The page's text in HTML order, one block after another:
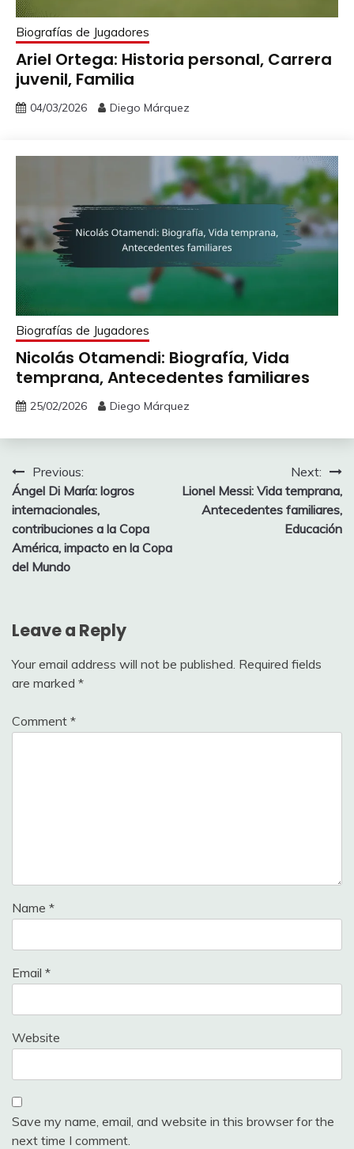
Biografías de Jugadores
Ariel Ortega: Historia personal, Carrera
juvenil, Familia
04/03/2026 Diego Márquez
Biografías de Jugadores
Nicolás Otamendi: Biografía, Vida
temprana, Antecedentes familiares
25/02/2026 Diego Márquez
Post
navigation
Previous:
Ángel Di María: logros
internacionales,
contribuciones a la Copa
América, impacto en la Copa
del Mundo
Next:
Lionel Messi: Vida temprana,
Antecedentes familiares,
Educación
Leave a Reply
Your email address will not be published. Required fields
are marked *
Comment *
Name *
Email *
Website
Save my name, email, and website in this browser for the
next time I comment.